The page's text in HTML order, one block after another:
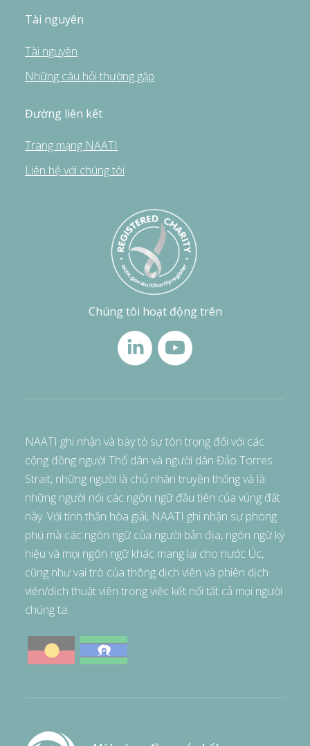
Tài nguyên
Tài nguyên
Những câu hỏi thường gặp
Đường liên kết
Trang mạng NAATI
Liên hệ với chúng tôi
Chúng tôi hoạt động trên
NAATI ghi nhận và bày tỏ sự tôn trọng đối với các
cộng đồng người Thổ dân và người dân Đảo Torres
Strait, những người là chủ nhân truyền thống và là
những người nói các ngôn ngữ đầu tiên của vùng đất
này. Với tinh thần hòa giải, NAATI ghi nhận sự phong
phú mà các ngôn ngữ của người bản địa, ngôn ngữ ký
hiệu và mọi ngôn ngữ khác mang lại cho nước Úc,
cũng như vai trò của thông dịch viên và phiên dịch
viên/dịch thuật viên trong việc kết nối tất cả mọi người
chúng ta.